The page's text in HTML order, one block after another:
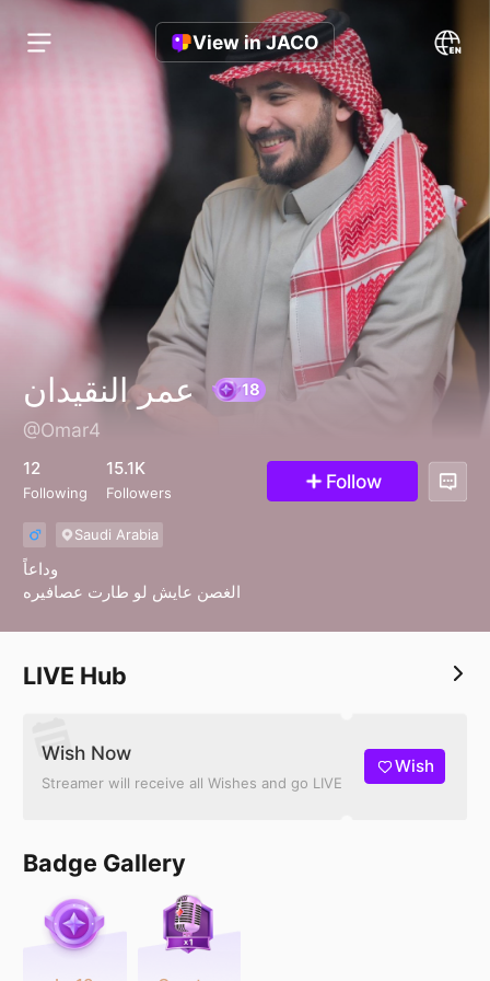
View in JACO
عمر النقيدان
@Omar4
12
Following
15.1K
Followers Follow
Saudi Arabia
وداعاً
الغصن عايش لو طارت عصافيره
LIVE Hub
Wish Now
Streamer will receive all Wishes and go LIVE
Wish
Badge Gallery